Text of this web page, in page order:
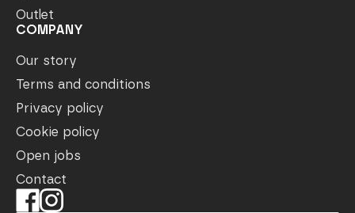
Outlet
COMPANY
Our story
Terms and conditions
Privacy policy
Cookie policy
Open jobs
Contact